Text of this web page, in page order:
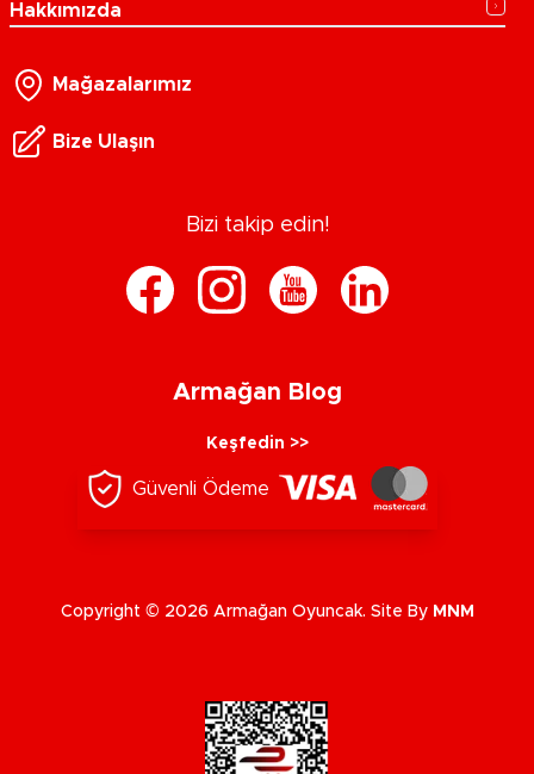
Hakkımızda
Mağazalarımız
Bize Ulaşın
Bizi takip edin!
Armağan Blog
Keşfedin >>
Güvenli Ödeme
Copyright © 2026 Armağan Oyuncak. Site By MNM